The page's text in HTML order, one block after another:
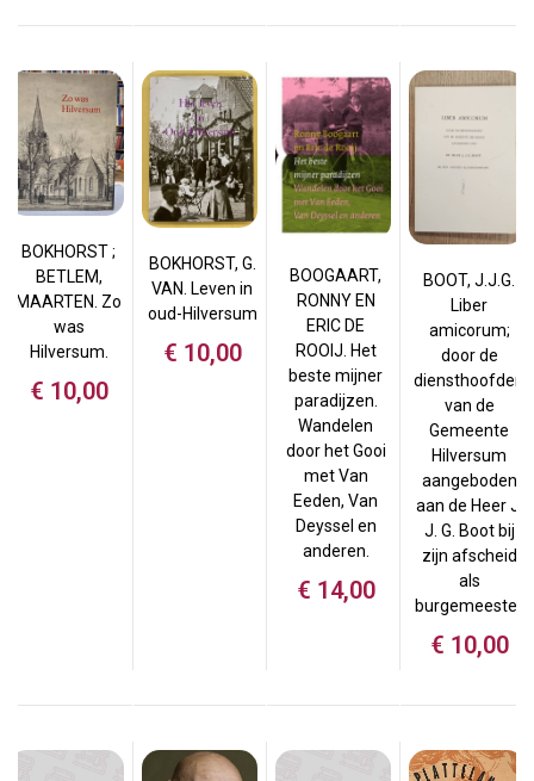
BOKHORST ;
BETLEM,
MAARTEN. Zo
was
Hilversum.
€ 10,00
BOKHORST, G.
VAN. Leven in
oud-Hilversum
€ 10,00
BOOGAART,
RONNY EN
ERIC DE
ROOIJ. Het
beste mijner
paradijzen.
Wandelen
door het Gooi
met Van
Eeden, Van
Deyssel en
anderen.
€ 14,00
BOOT, J.J.G.
Liber
amicorum;
door de
diensthoofden
van de
Gemeente
Hilversum
aangeboden
aan de Heer J.
J. G. Boot bij
zijn afscheid
als
burgemeester
€ 10,00